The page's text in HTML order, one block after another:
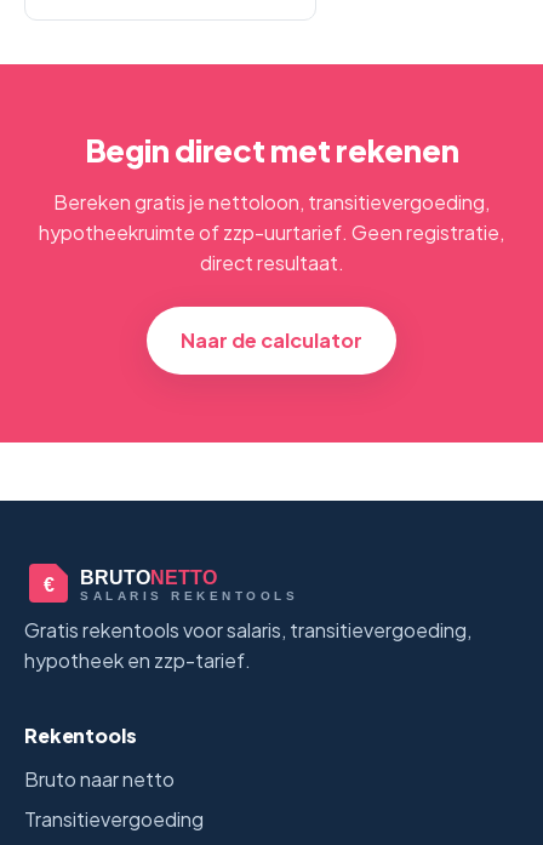
Begin direct met rekenen
Bereken gratis je nettoloon, transitievergoeding,
hypotheekruimte of zzp-uurtarief. Geen registratie,
direct resultaat.
Naar de calculator
€ BRUTONETTO
SALARIS REKENTOOLS
Gratis rekentools voor salaris, transitievergoeding,
hypotheek en zzp-tarief.
Rekentools
Bruto naar netto
Transitievergoeding